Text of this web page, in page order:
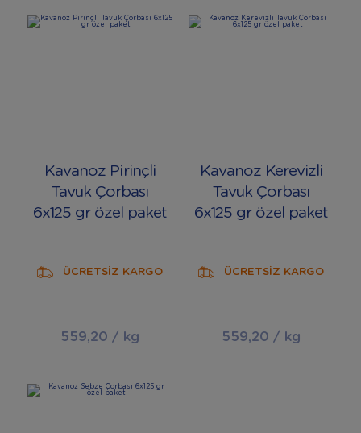
Kavanoz Pirinçli
Tavuk Çorbası
6x125 gr özel paket
ÜCRETSİZ KARGO
559,20 / kg
Kavanoz Kerevizli
Tavuk Çorbası
6x125 gr özel paket
ÜCRETSİZ KARGO
559,20 / kg